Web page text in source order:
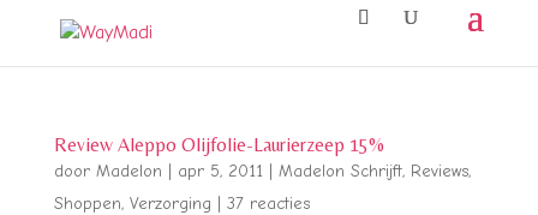
Review Aleppo Olijfolie-Laurierzeep 15%
door Madelon apr 5, 2011| Madelon Schrijft, Reviews,
Shoppen, Verzorging 37 reacties